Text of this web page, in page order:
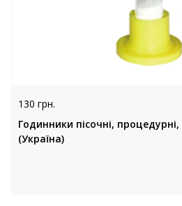
130 грн.
Годинники пісочні,
(Україна)